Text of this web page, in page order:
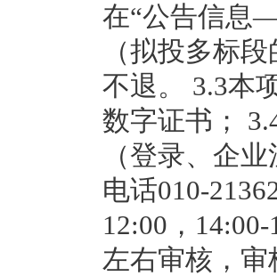
在“公告信息
（拟投多标
不退。 3.3本
数字证书；
（登录、企
电话010-
12:00，
左右审核，审